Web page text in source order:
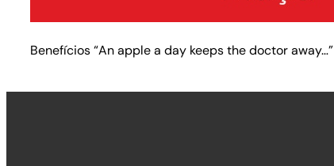
Benefícios “An apple a day keeps the doctor away…”